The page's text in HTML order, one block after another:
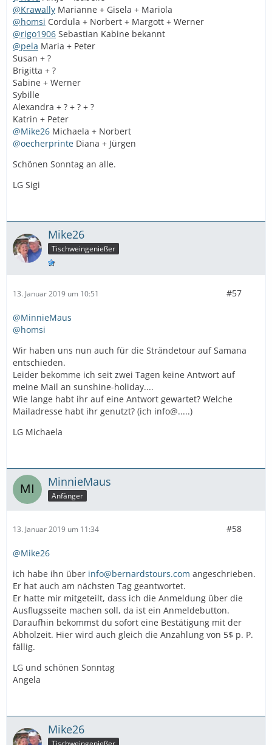
@Krawally Marianne + Gisela + Mariola
@homsi Cordula + Norbert + Margott + Werner
@rigo1906 Sebastian Kabine bekannt
@pela Maria + Peter
Susan + ?
Brigitta + ?
Sabine + Werner
Sybille
Alexandra + ? + ? + ?
Katrin + Peter
@Mike26 Michaela + Norbert
@oecherprinte Diana + Jürgen
Schönen Sonntag an alle.
LG Sigi
Mike26
Tischweingenießer
13. Januar 2019 um 10:51 #57
@MinnieMaus
@homsi
Wir haben uns nun auch für die Strändetour auf Samana
entschieden.
Leider bekomme ich seit zwei Tagen keine Antwort auf
meine Mail an sunshine-holiday....
Wie lange habt ihr auf eine Antwort gewartet? Welche
Mailadresse habt ihr genutzt? (ich info@.....)
LG Michaela
MinnieMaus
Anfänger
13. Januar 2019 um 11:34 #58
@Mike26
ich habe ihn über info@bernardstours.com angeschrieben.
Er hat auch am nächsten Tag geantwortet.
Er hatte mir mitgeteilt, dass ich die Anmeldung über die
Ausflugsseite machen soll, da ist ein Anmeldebutton.
Daraufhin bekommst du sofort eine Bestätigung mit der
Abholzeit. Hier wird auch gleich die Anzahlung von 5$ p. P.
fällig.
LG und schönen Sonntag
Angela
Mike26